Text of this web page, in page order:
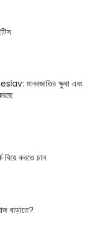
মানবজাতির ক্ষুধা এবং
বিয়ে করতে চান
বাড়াতে?